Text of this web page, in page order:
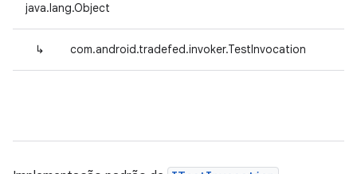
java.lang.Object
↳ com.android.tradefed.invoker.TestInvocation